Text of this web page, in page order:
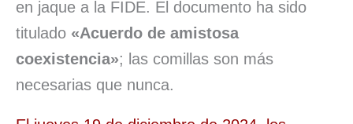
en jaque a la FIDE. El documento ha sido
titulado «Acuerdo de amistosa
coexistencia»; las comillas son más
necesarias que nunca.